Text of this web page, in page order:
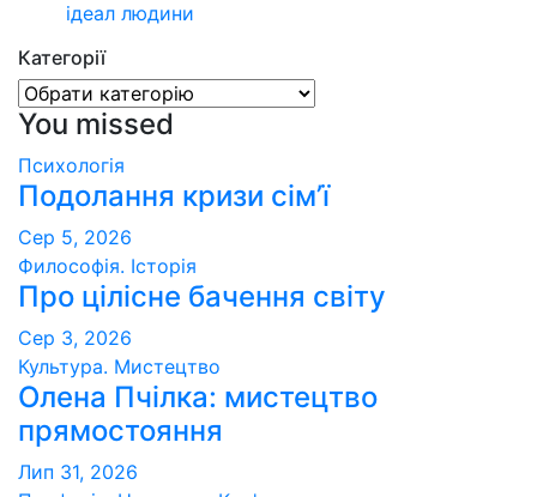
ідеал людини
Категорії
Категорії
You missed
Психологія
Подолання кризи сім’ї
Сер 5, 2026
Философія. Історія
Про цілісне бачення світу
Сер 3, 2026
Культура. Мистецтво
Олена Пчілка: мистецтво
прямостояння
Лип 31, 2026